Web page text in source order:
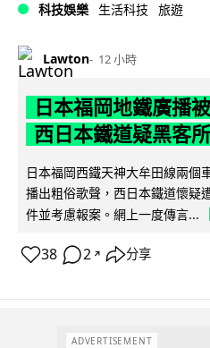
科技娛樂 生活科技 旅遊
Lawton 12 小時
日本福岡地鐵廣播
西日本鐵道疑黑客
日本福岡西鐵天神大牟田線兩個
播出粗俗歌聲，西日本鐵道懷疑
件並考慮報案。網上一度傳言...
38 2 ↗ 分享
ADVERTISEMENT